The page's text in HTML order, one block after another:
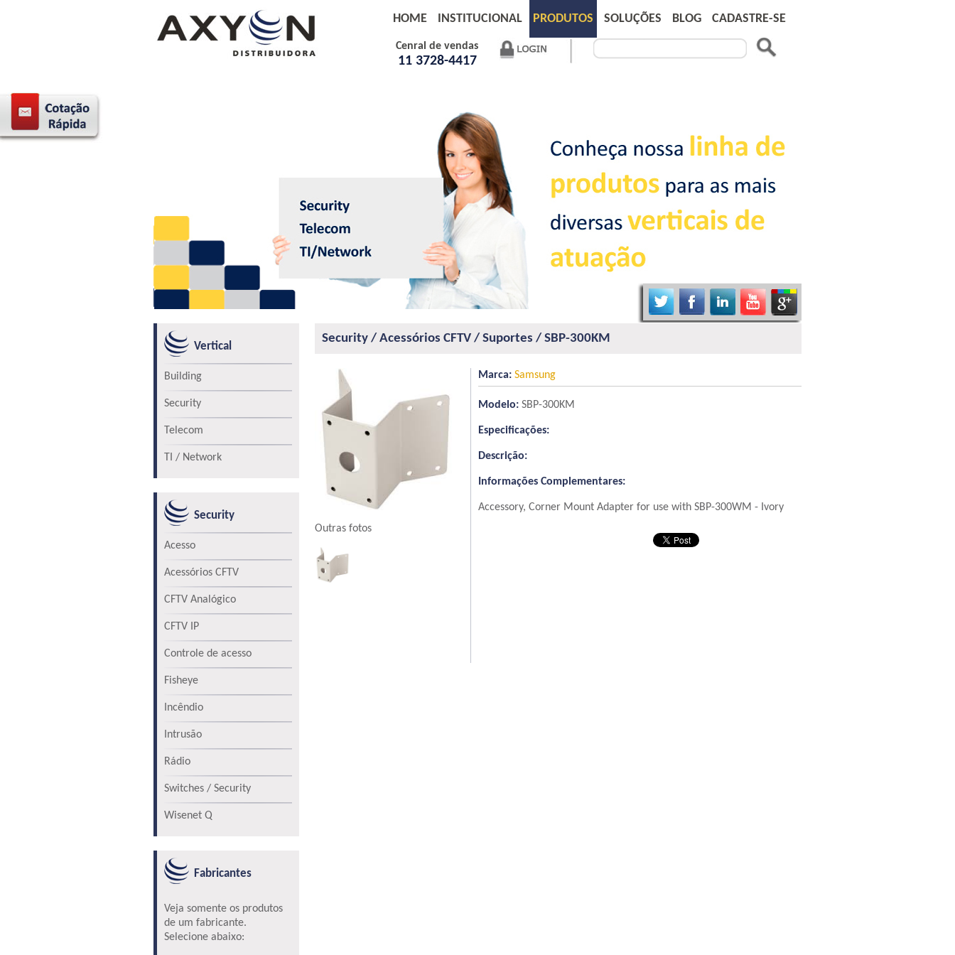
Cenral de vendas
11 3728-4417
HOME INSTITUCIONAL PRODUTOS SOLUÇÕES BLOG CADASTRE-SE
Vertical
Building
Security
Telecom
TI / Network
Security
Acesso
Acessórios CFTV
CFTV Analógico
CFTV IP
Controle de acesso
Fisheye
Incêndio
Intrusão
Rádio
Switches / Security
Wisenet Q
Fabricantes
Veja somente os produtos
de um fabricante.
Selecione abaixo:
Security / Acessórios CFTV / Suportes / SBP-300KM
Outras fotos
Marca: Samsung
Modelo: SBP-300KM
Especificações:
Descrição:
Informações Complementares:
Accessory, Corner Mount Adapter for use with SBP-300WM - Ivory